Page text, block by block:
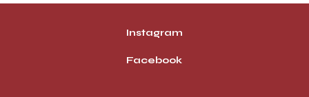
Instagram
Facebook